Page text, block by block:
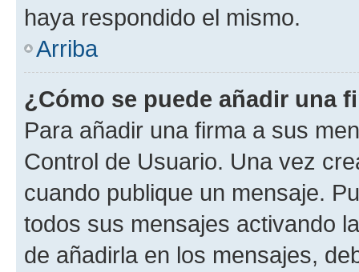
haya respondido el mismo.
Arriba
¿Cómo se puede añadir una
Para añadir una firma a sus
Control de Usuario. Una vez
cuando publique un mensaje.
todos sus mensajes activando
de añadirla en los mensajes,